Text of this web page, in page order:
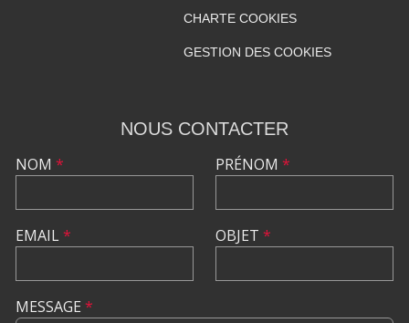
CHARTE COOKIES
GESTION DES COOKIES
NOUS CONTACTER
NOM *
EMAIL*
PRÉNOM *
OBJET *
MESSAGE *